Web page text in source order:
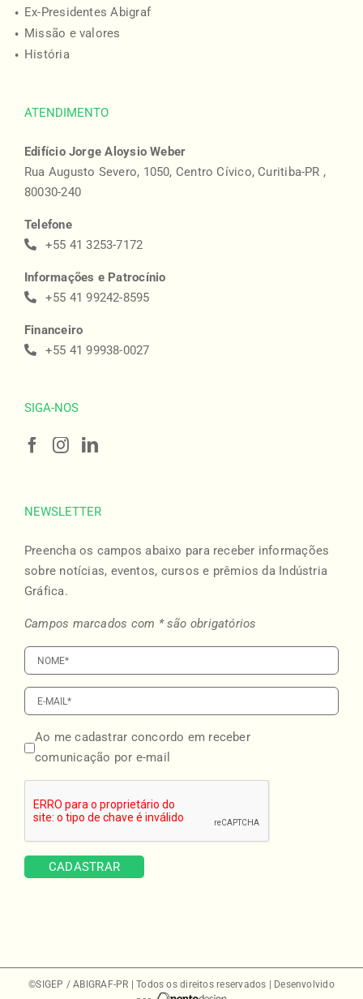
Ex-Presidentes Abigraf
Missão e valores
História
ATENDIMENTO
Edifício Jorge Aloysio Weber
Rua Augusto Severo, 1050, Centro Cívico, Curitiba-PR ,
80030-240
Telefone
+55 41 3253-7172
Informações e Patrocínio
+55 41 99242-8595
Financeiro
+55 41 99938-0027
SIGA-NOS
NEWSLETTER
Preencha os campos abaixo para receber informações
sobre notícias, eventos, cursos e prêmios da Indústria
Gráfica.
Campos marcados com * são obrigatórios
Ao me cadastrar concordo em receber
comunicação por e-mail
©SIGEP / ABIGRAF-PR | Todos os direitos reservados | Desenvolvido